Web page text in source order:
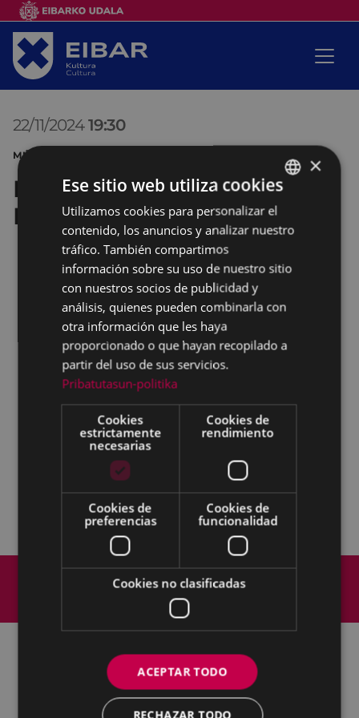
22/11/2024 19:30
MÚSICA PASACALLE
Banda de txistularis Usartza -
Pasacalle de Santa Cecilia
Mapa del Sitio
Aviso legal
Política de cookies
Contacto
Accesibilidad
Todas las redes sociales del Ayuntamiento
Cultura - Untzaga plaza, 1 | 20600 Eibar
BASQUE
SPANISH
×
Ese sitio web utiliza cookies
Utilizamos cookies para personalizar el
contenido, los anuncios y analizar nuestro
tráfico. También compartimos
información sobre su uso de nuestro sitio
con nuestros socios de publicidad y
análisis, quienes pueden combinarla con
otra información que les haya
proporcionado o que hayan recopilado a
partir del uso de sus servicios.
Pribatutasun-politika
Cookies
estrictamente
necesarias
Cookies de
rendimiento
Cookies de
preferencias
Cookies de
funcionalidad
Cookies no clasificadas
ACEPTAR TODO
RECHAZAR TODO